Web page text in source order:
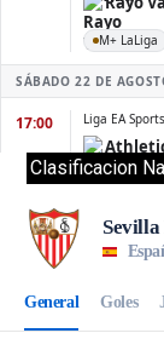
Clasificacion